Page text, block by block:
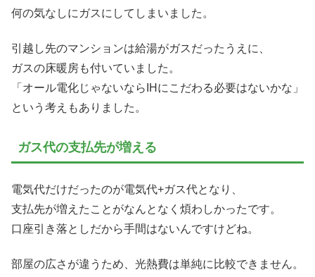
何の気なしにガスにしてしまいました。
引越し先のマンションは給湯がガスだったうえに、
ガスの床暖房も付いていました。
「オール電化じゃないならIHにこだわる必要はないかな」
という考えもありました。
ガス代の支払先が増える
電気代だけだったのが電気代+ガス代となり、
支払先が増えたことがなんとなく煩わしかったです。
口座引き落としだから手間はないんですけどね。
部屋の広さが違うため、光熱費は単純に比較できません。